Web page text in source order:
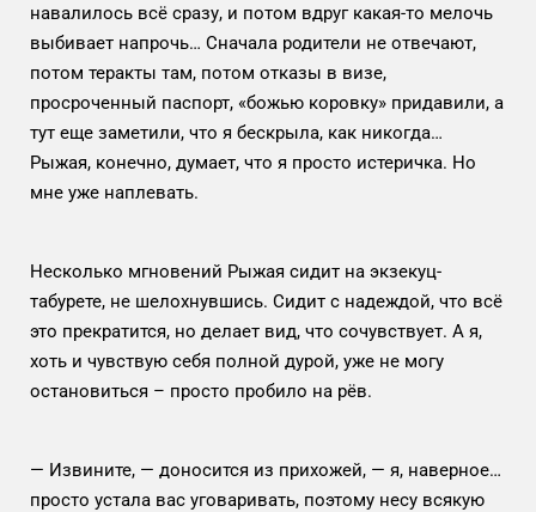
навалилось всё сразу, и потом вдруг какая-то мелочь
выбивает напрочь… Сначала родители не отвечают,
потом теракты там, потом отказы в визе,
просроченный паспорт, «божью коровку» придавили, а
тут еще заметили, что я бескрыла, как никогда…
Рыжая, конечно, думает, что я просто истеричка. Но
мне уже наплевать.
Несколько мгновений Рыжая сидит на экзекуц-
табурете, не шелохнувшись. Сидит с надеждой, что всё
это прекратится, но делает вид, что сочувствует. А я,
хоть и чувствую себя полной дурой, уже не могу
остановиться – просто пробило на рёв.
— Извините, — доносится из прихожей, — я, наверное…
просто устала вас уговаривать, поэтому несу всякую